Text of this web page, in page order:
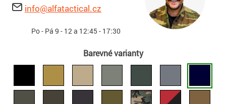
info@alfatactical.cz
Po - Pá 9 - 12 a 12:45 - 17:30
Barevné varianty